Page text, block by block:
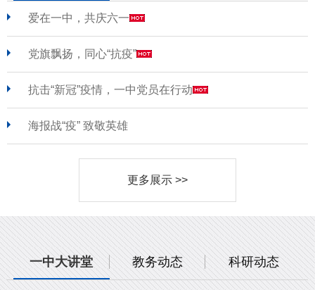
爱在一中，共庆六一
党旗飘扬，同心“抗疫”
抗击“新冠”疫情，一中党员在行动
海报战“疫” 致敬英雄
更多展示 >>
一中大讲堂 教务动态 科研动态